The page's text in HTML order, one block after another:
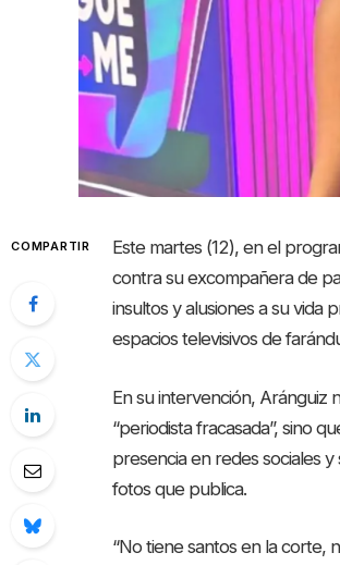
COMPARTIR
Este martes (12), en el
contra su excompañera de
insultos y alusiones a su vida
espacios televisivos de
En su intervención, Aránguiz
“periodista fracasada”, sino
presencia en redes sociales
fotos que publica.
“No tiene santos en la corte,